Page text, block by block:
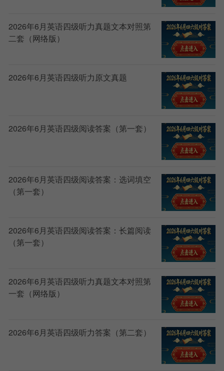
2026年6月英语四级听力真题文本对照第
二套（网络版）
2026年6月英语四级听力原文真题
2026年6月英语四级阅读答案（第一套）
2026年6月英语四级阅读答案：选词填空
（第一套）
2026年6月英语四级阅读答案：长篇阅读
（第一套）
2026年6月英语四级听力真题文本对照第
一套（网络版）
2026年6月英语四级听力答案（第二套）